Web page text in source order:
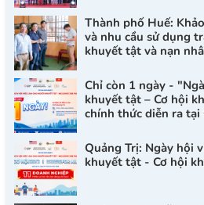
Thành phố Huế:
và nhu cầu sử dụng
khuyết tật và nạn
Chỉ còn 1 ngày -
khuyết tật – Cơ hội
chính thức diễn ra tại
Quảng Trị: Ngày hội
khuyết tật - Cơ hội